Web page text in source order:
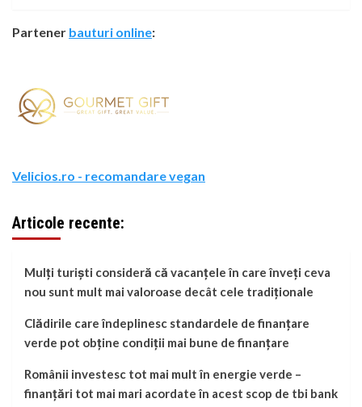
Partener bauturi online:
Velicios.ro - recomandare vegan
Articole recente:
Mulți turiști consideră că vacanțele în care înveți ceva
nou sunt mult mai valoroase decât cele tradiționale
Clădirile care îndeplinesc standardele de finanțare
verde pot obține condiții mai bune de finanțare
Românii investesc tot mai mult în energie verde –
finanțări tot mai mari acordate în acest scop de tbi bank